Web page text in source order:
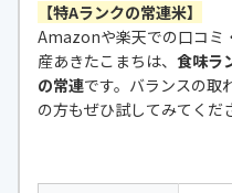
【特Aランクの常連米】
Amazonや楽天での口コミ
産あきたこまちは、 食味ラ
の常連です。バランスの取
の方もぜひ試してみてくだ